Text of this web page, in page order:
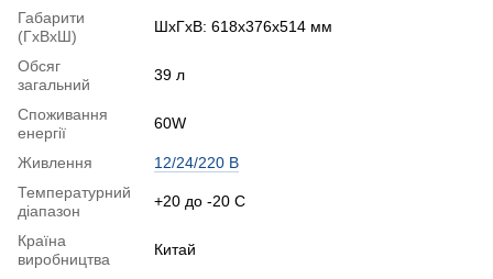
Габарити
(ГхВхШ)
ШхГхВ: 618x376x514 мм
Обсяг
загальний
39 л
Споживання
енергії
60W
Живлення
12/24/220 В
Температурний
діапазон
+20 до -20 С
Країна
виробництва
Китай